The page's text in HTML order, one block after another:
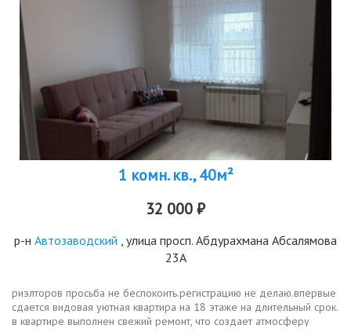
1 комн. кв., 40м²
32 000 ₽
р-н Автозаводский , улица просп. Абдурахмана Абсалямова
23А
риэлторов просьба не беспокоить.регистрацию не делаю.впервые
сдается видовая уютная квартира на 18 этаже на длительный срок.
в квартире выполнен свежий ремонт, что создает атмосферу